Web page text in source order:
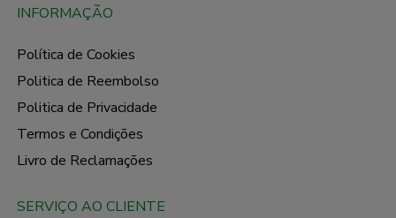
SERVIÇO AO CLIENTE
INFORMAÇÃO
Política de Cookies
Politica de Reembolso
Politica de Privacidade
Termos e Condições
Livro de Reclamações